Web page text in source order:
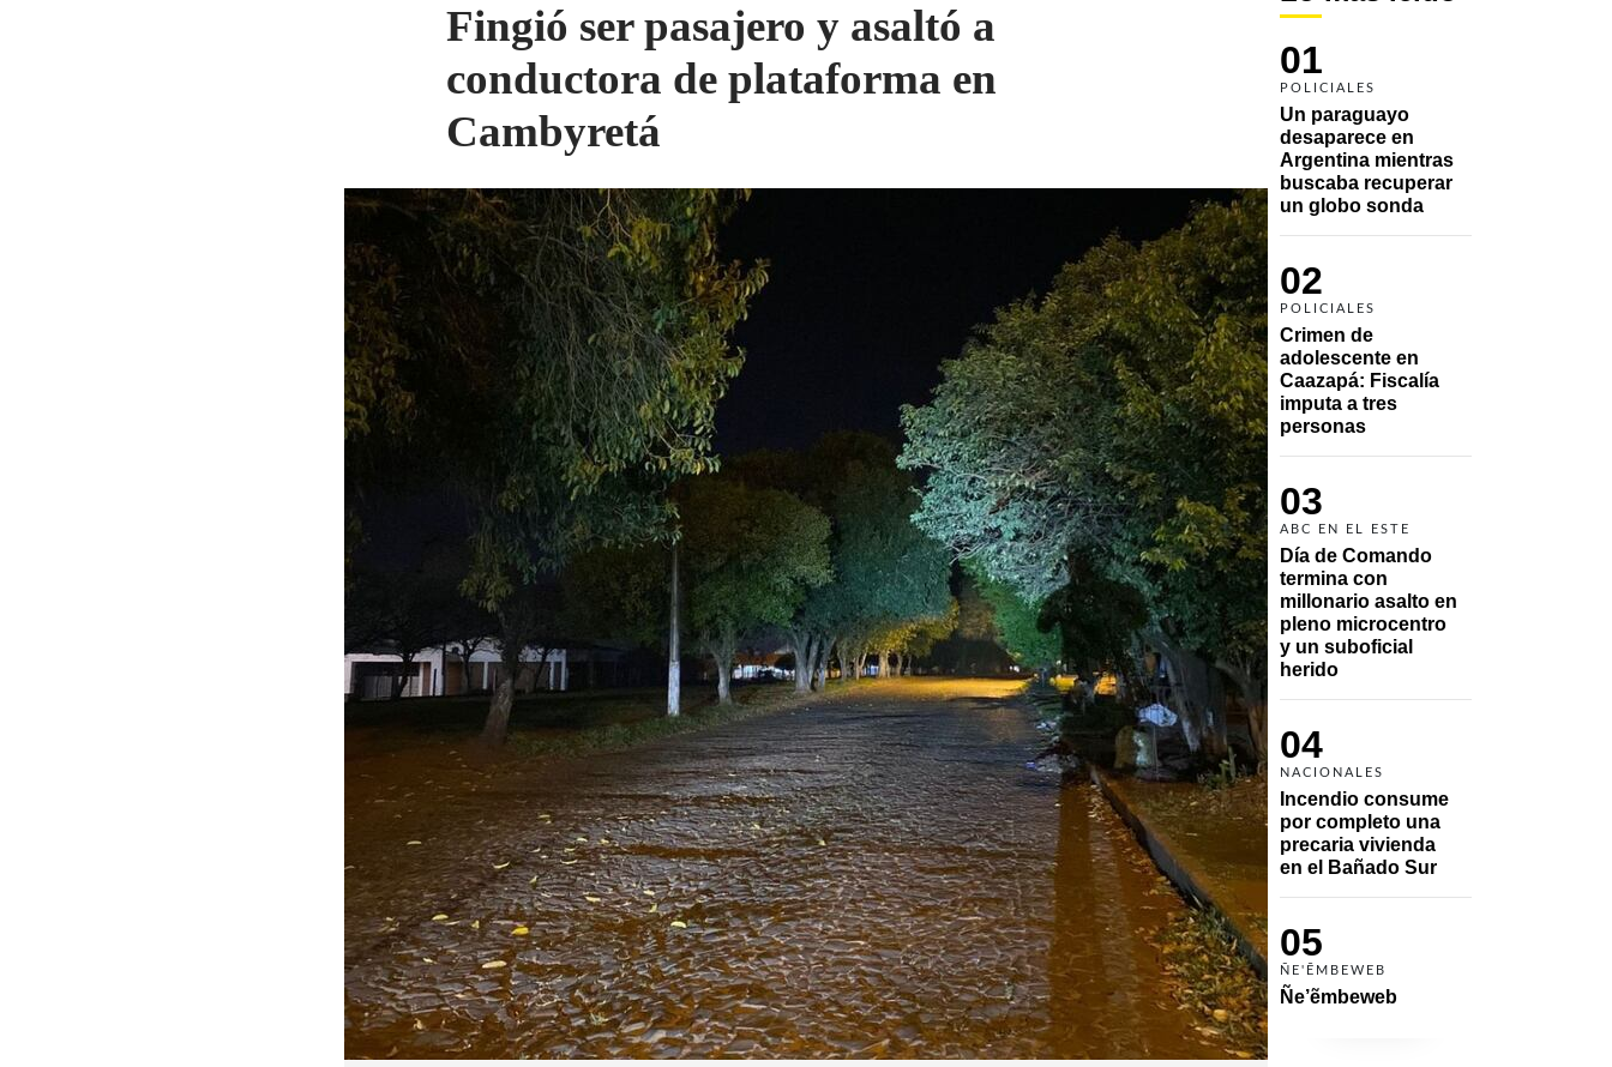
01
POLICIALES
Un paraguayo
desaparece en
Argentina mientras
buscaba recuperar
un globo sonda
02
POLICIALES
Crimen de
adolescente en
Caazapá: Fiscalía
imputa a tres
personas
03
ABC EN EL ESTE
Día de Comando
termina con
millonario asalto en
pleno microcentro
y un suboficial
herido
04
NACIONALES
Incendio consume
por completo una
precaria vivienda
en el Bañado Sur
05
ÑE'ẼMBEWEB
Ñe’ẽmbeweb
Fingió ser pasajero y asaltó a
conductora de plataforma en
Cambyretá